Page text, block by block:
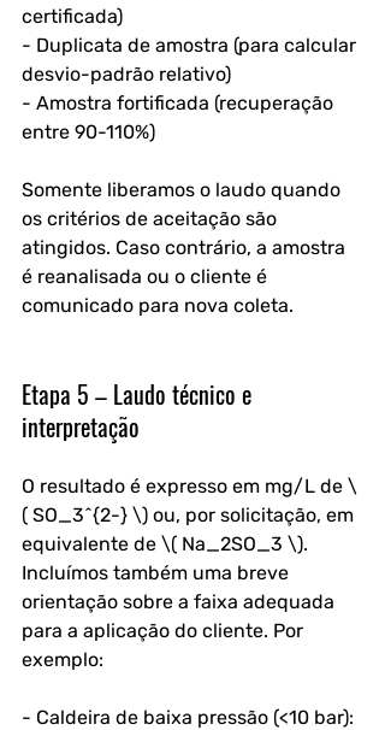
certificada)
- Duplicata de amostra (para calcular
desvio-padrão relativo)
- Amostra fortificada (recuperação
entre 90-110%)
Somente liberamos o laudo quando
os critérios de aceitação são
atingidos. Caso contrário, a amostra
é reanalisada ou o cliente é
comunicado para nova coleta.
Etapa 5 – Laudo técnico e
interpretação
O resultado é expresso em mg/L de \
( SO_3^{2-} \) ou, por solicitação, em
equivalente de \( Na_2SO_3 \).
Incluímos também uma breve
orientação sobre a faixa adequada
para a aplicação do cliente. Por
exemplo:
- Caldeira de baixa pressão (<10 bar):